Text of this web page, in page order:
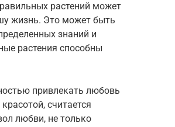
растений может
жизнь. Это может быть
знаний и
растения способны
привлекать любовь
считается
любви, не только